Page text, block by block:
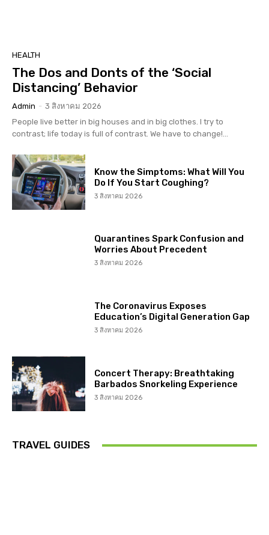
HEALTH
The Dos and Donts of the ‘Social
Distancing’ Behavior
Admin - 3 สิงหาคม 2026
People live better in big houses and in big clothes. I try to
contrast; life today is full of contrast. We have to change!...
Know the Simptoms: What Will You
Do If You Start Coughing?
3 สิงหาคม 2026
Quarantines Spark Confusion and
Worries About Precedent
3 สิงหาคม 2026
The Coronavirus Exposes
Education’s Digital Generation Gap
3 สิงหาคม 2026
Concert Therapy: Breathtaking
Barbados Snorkeling Experience
3 สิงหาคม 2026
TRAVEL GUIDES